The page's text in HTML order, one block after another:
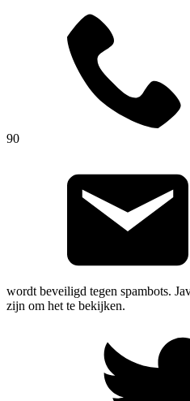
90
wordt beveiligd tegen spambots.
zijn om het te bekijken.